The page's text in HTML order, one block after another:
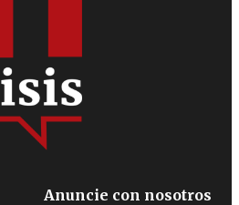
Anuncie con nosotros